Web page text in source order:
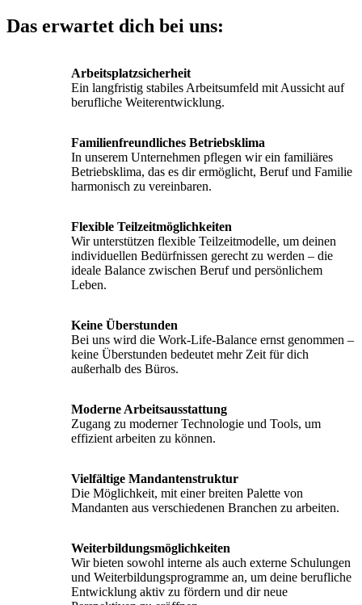
Das erwartet dich bei uns:
Arbeitsplatzsicherheit
Ein langfristig stabiles Arbeitsumfeld mit Aussicht auf
berufliche Weiterentwicklung.
Familienfreundliches Betriebsklima
In unserem Unternehmen pflegen wir ein familiäres
Betriebsklima, das es dir ermöglicht, Beruf und Familie
harmonisch zu vereinbaren.
Flexible Teilzeitmöglichkeiten
Wir unterstützen flexible Teilzeitmodelle, um deinen
individuellen Bedürfnissen gerecht zu werden – die
ideale Balance zwischen Beruf und persönlichem
Leben.
Keine Überstunden
Bei uns wird die Work-Life-Balance ernst genommen –
keine Überstunden bedeutet mehr Zeit für dich
außerhalb des Büros.
Moderne Arbeitsausstattung
Zugang zu moderner Technologie und Tools, um
effizient arbeiten zu können.
Vielfältige Mandantenstruktur
Die Möglichkeit, mit einer breiten Palette von
Mandanten aus verschiedenen Branchen zu arbeiten.
Weiterbildungsmöglichkeiten
Wir bieten sowohl interne als auch externe Schulungen
und Weiterbildungsprogramme an, um deine berufliche
Entwicklung aktiv zu fördern und dir neue